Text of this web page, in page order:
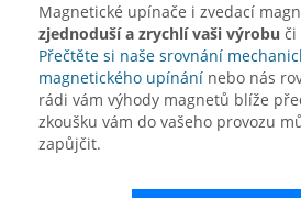
Magnetické upínače i zvedací
zjednoduší a zrychlí vaši výrobu či
Přečtěte si naše srovnání
magnetického upínání nebo nás
rádi vám výhody magnetů blíže
zkoušku vám do vašeho provozu
zapůjčit.